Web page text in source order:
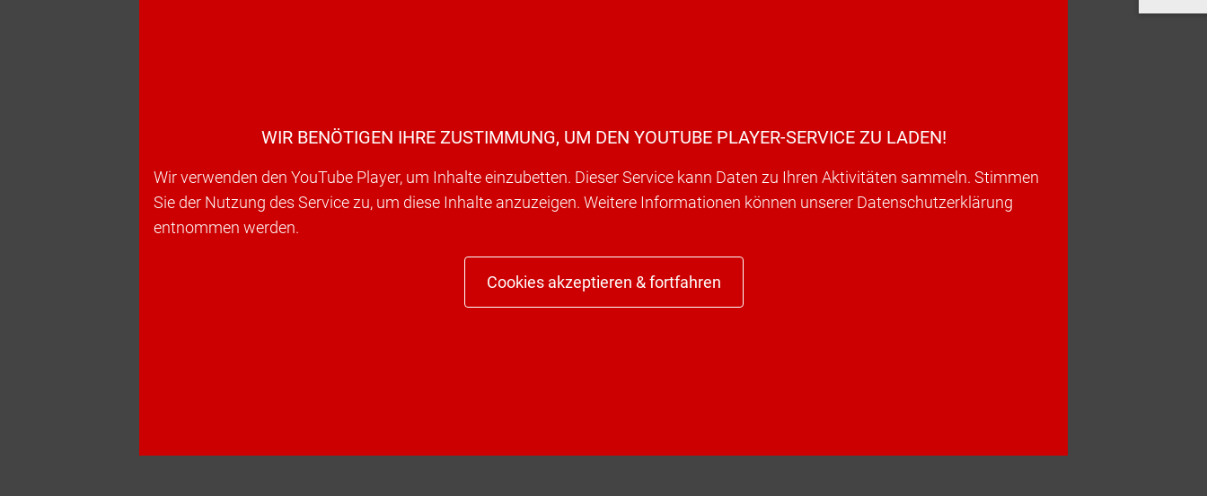
WIR BENÖTIGEN IHRE ZUSTIMMUNG, UM DEN YOUTUBE PLAYER-SERVICE ZU LADEN!
Wir verwenden den YouTube Player, um Inhalte einzubetten. Dieser Service kann Daten zu Ihren Aktivitäten sammeln. Stimmen
Sie der Nutzung des Service zu, um diese Inhalte anzuzeigen. Weitere Informationen können unserer Datenschutzerklärung
entnommen werden.
Cookies akzeptieren & fortfahren